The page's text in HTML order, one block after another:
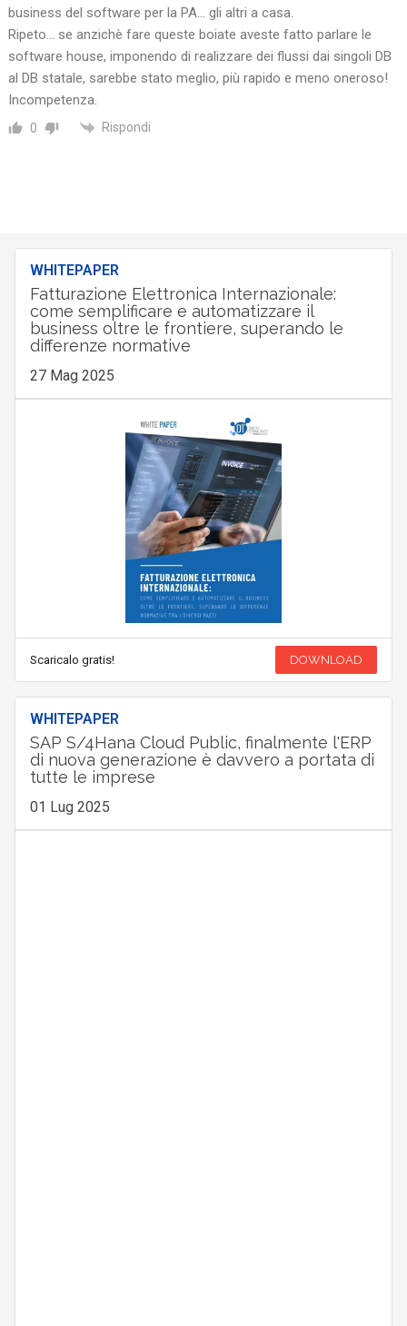
business del software per la PA… gli altri a casa.
Ripeto… se anzichè fare queste boiate aveste fatto parlare le
software house, imponendo di realizzare dei flussi dai singoli DB
al DB statale, sarebbe stato meglio, più rapido e meno oneroso!
Incompetenza.
0 Rispondi
WHITEPAPER
Fatturazione Elettronica Internazionale:
come semplificare e automatizzare il
business oltre le frontiere, superando le
differenze normative
27 Mag 2025
Scaricalo gratis! DOWNLOAD
WHITEPAPER
SAP S/4Hana Cloud Public, finalmente l'ERP
di nuova generazione è davvero a portata di
tutte le imprese
01 Lug 2025